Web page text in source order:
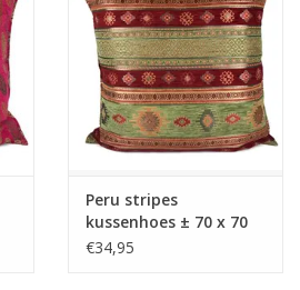
Peru stripes
kussenhoes ± 70 x 70
cm
€34,95